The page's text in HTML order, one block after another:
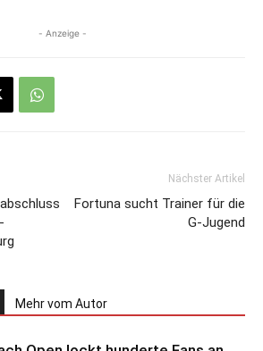
- Anzeige -
Nächster Artikel
Fortuna sucht Trainer für die
G-Jugend
Mehr vom Autor